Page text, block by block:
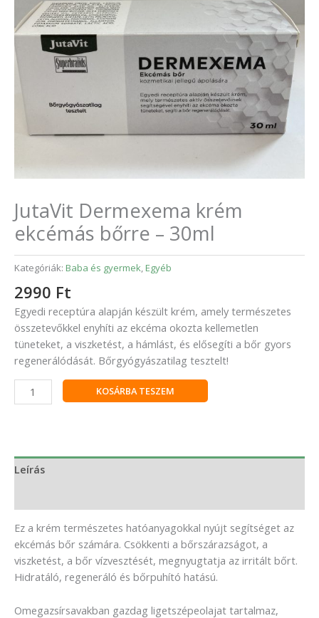
JutaVit Dermexema krém
ekcémás bőrre – 30ml
Kategóriák: Baba és gyermek, Egyéb
2990 Ft
Egyedi receptúra alapján készült krém, amely természetes
összetevőkkel enyhíti az ekcéma okozta kellemetlen
tüneteket, a viszketést, a hámlást, és elősegíti a bőr gyors
regenerálódását. Bőrgyógyászatilag tesztelt!
KOSÁRBA TESZEM
Leírás
Ez a krém természetes hatóanyagokkal nyújt segítséget az
ekcémás bőr számára. Csökkenti a bőrszárazságot, a
viszketést, a bőr vízvesztését, megnyugtatja az irritált bőrt.
Hidratáló, regeneráló és bőrpuhító hatású.
Omegazsírsavakban gazdag ligetszépeolajat tartalmaz,